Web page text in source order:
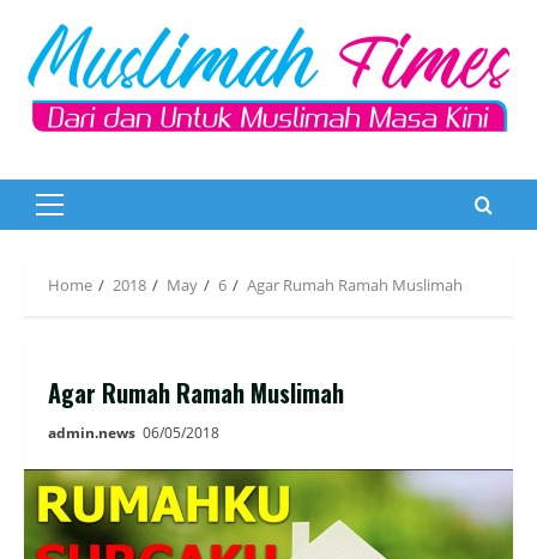
content
Primary
Home 2018 May 6 Agar Rumah Ramah Muslimah
Agar Rumah Ramah Muslimah
admin.news 06/05/2018